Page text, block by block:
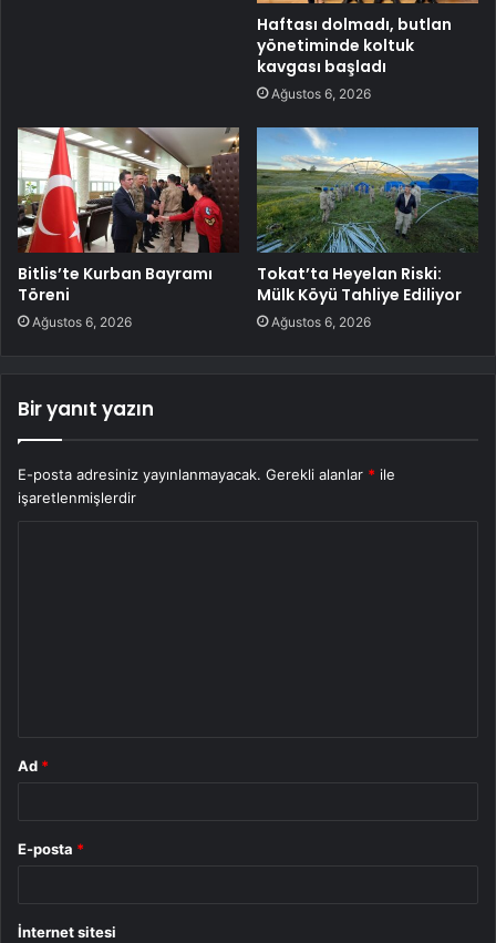
Haftası dolmadı, butlan
yönetiminde koltuk
kavgası başladı
Ağustos 6, 2026
Bitlis’te Kurban Bayramı
Töreni
Ağustos 6, 2026
Tokat’ta Heyelan Riski:
Mülk Köyü Tahliye Ediliyor
Ağustos 6, 2026
Bir yanıt yazın
E-posta adresiniz yayınlanmayacak. Gerekli alanlar * ile
işaretlenmişlerdir
Ad *
E-posta *
İnternet sitesi